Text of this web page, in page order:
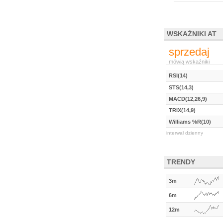
WSKAŹNIKI AT
sprzedaj
mówią wskaźniki
RSI(14)
STS(14,3)
MACD(12,26,9)
TRIX(14,9)
Williams %R(10)
interwał dzienny
TRENDY
3m
6m
12m